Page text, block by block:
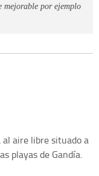
mejorable por ejemplo
aire libre situado a
playas de Gandía.